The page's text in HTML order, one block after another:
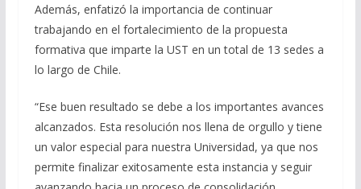
Además, enfatizó la importancia de continuar
trabajando en el fortalecimiento de la propuesta
formativa que imparte la UST en un total de 13 sedes a
lo largo de Chile.
“Ese buen resultado se debe a los importantes avances
alcanzados. Esta resolución nos llena de orgullo y tiene
un valor especial para nuestra Universidad, ya que nos
permite finalizar exitosamente esta instancia y seguir